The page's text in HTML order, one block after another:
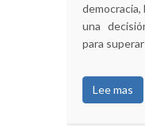
democracia,
una
para
Lee mas